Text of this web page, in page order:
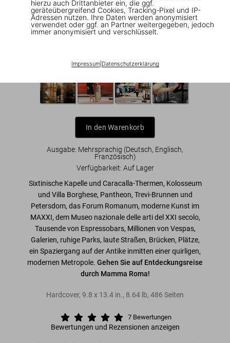
hierzu auch Drittanbieter ein, die ggf.
geräteübergreifend Cookies, Tracking-Pixel und IP-
Adressen nutzen. Ihre Daten werden anonymisiert
verwendet oder ggf. an Partner weitergegeben, jedoch
immer anonymisiert und verschlüsselt.
Impressum| Datenschutzerklärung
Rome. Portrait of a City
US$ 70
In den Warenkorb
Ausgabe: Mehrsprachig (Deutsch, Englisch,
Französisch)
Verfügbarkeit: Auf Lager
Sixtinische Kapelle und Caracalla-Thermen, Kolosseum
und Villa Borghese, Pantheon, Trevi-Brunnen und
Petersdom, das Forum Romanum, moderne Kunst im
MAXXI, dem Museo nazionale delle arti del XXI secolo,
Tausende von Espressobars, Millionen von Vespas,
Galerien, ruhige Parks, laute Straßen, Brücken, Plätze,
ein Spaziergang auf der Antike inmitten einer quirligen,
modernen Metropole. Gehen Sie auf Entdeckungsreise
durch Mamma Roma!
Hardcover, 9.8 x 13.4 in., 8.64 lb, 486 Seiten
7 Bewertungen
Bewertungen und Rezensionen anzeigen